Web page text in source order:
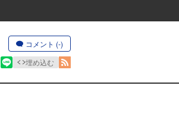
コメント (-)
埋め込む